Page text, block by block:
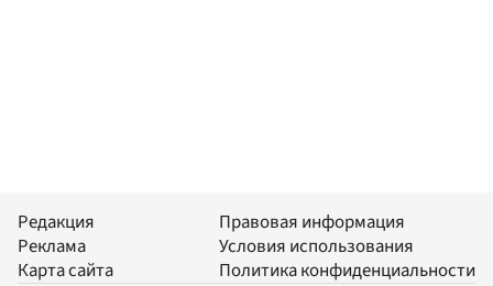
Редакция
Реклама
Карта сайта
Правовая информация
Условия использования
Политика конфиденциальности